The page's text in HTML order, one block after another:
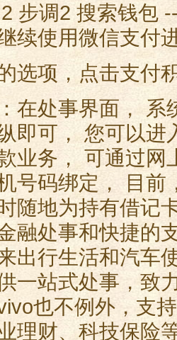
步调2 搜索钱包
续使用微信支付
选项，点击支付
在处事界面， 系
即可， 您可以进
业务， 可通过网
号码绑定， 目前
随地为持有借记
融处事和快捷的
出行生活和汽车
一站式处事，致
也不例外，支
理财、科技保险